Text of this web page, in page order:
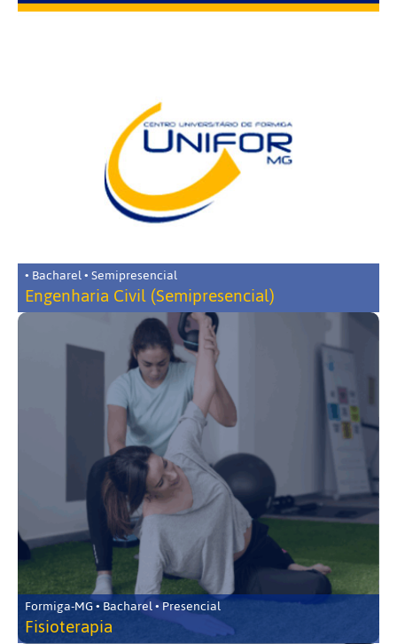
• Bacharel • Semipresencial
Engenharia Civil (Semipresencial)
Formiga-MG • Bacharel • Presencial
Fisioterapia